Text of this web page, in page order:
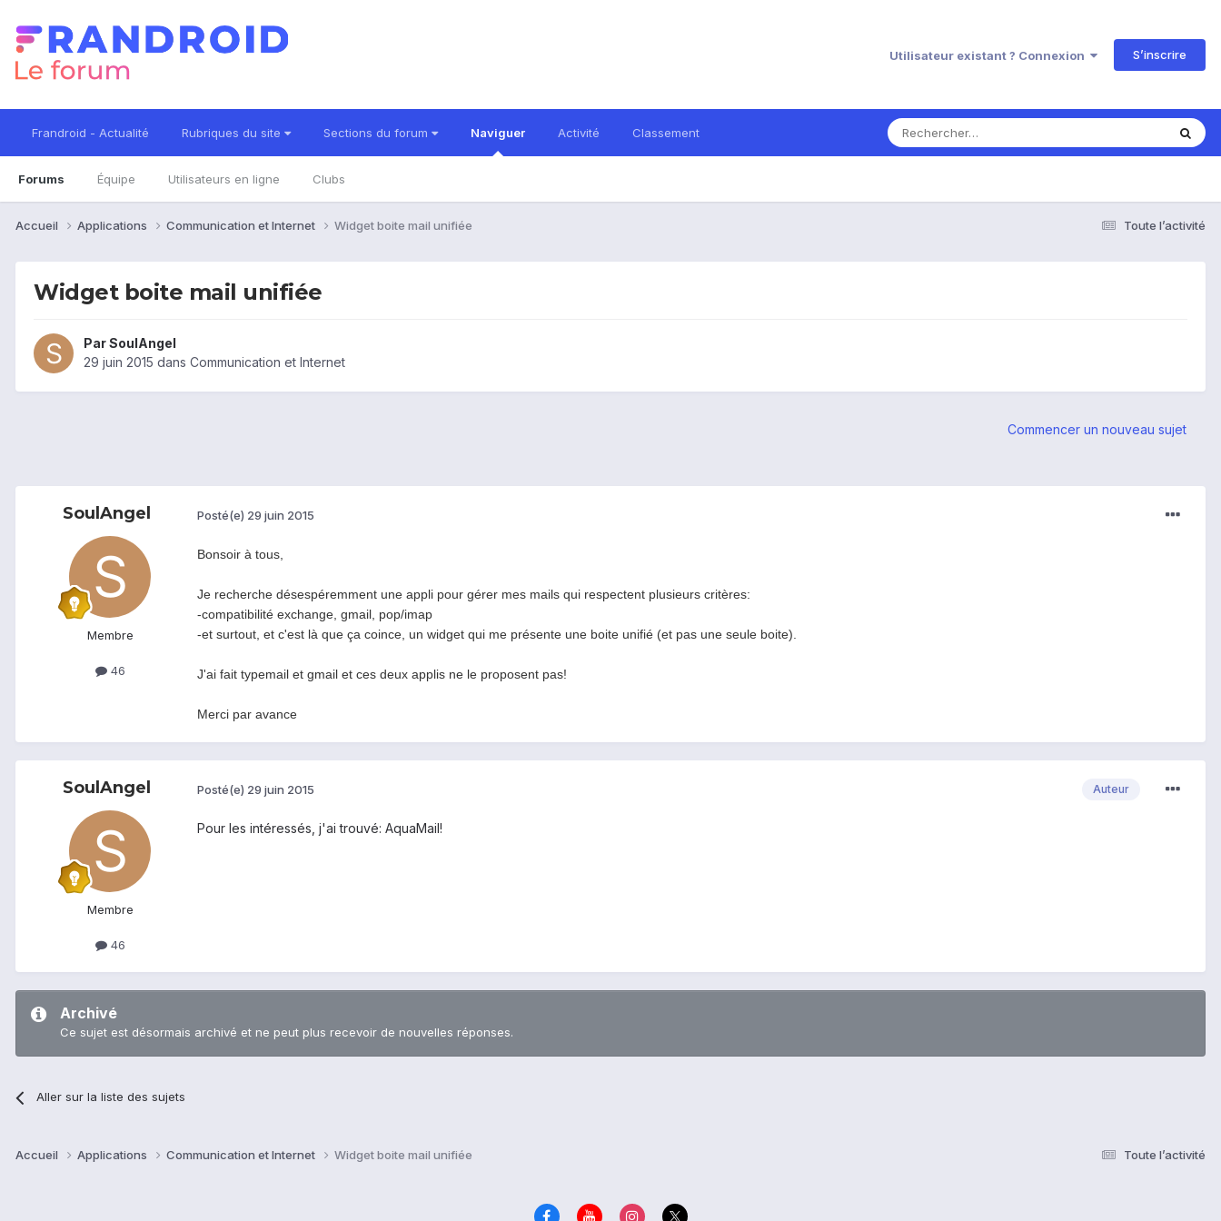
Utilisateur existant ? Connexion S’inscrire
Frandroid - Actualité Rubriques du site Sections du forum Naviguer
Forums Équipe Utilisateurs en ligne Clubs
Activité Classement
Toute l’activité
Accueil Applications Communication et Internet Widget boite mail unifiée
Widget boite mail unifiée
ParSoulAngel
29 juin 2015 dans Communication et Internet
Commencer un nouveau sujet
SoulAngel
Membre
46
Posté(e) 29 juin 2015
Bonsoir à tous,
Je recherche désespéremment une appli pour gérer mes mails qui respectent plusieurs critères:
-compatibilité exchange, gmail, pop/imap
-et surtout, et c'est là que ça coince, un widget qui me présente une boite unifié (et pas une seule boite).
J'ai fait typemail et gmail et ces deux applis ne le proposent pas!
Merci par avance
SoulAngel
Membre
46
Auteur
Posté(e) 29 juin 2015
Pour les intéressés, j'ai trouvé: AquaMail!
Archivé
Ce sujet est désormais archivé et ne peut plus recevoir de nouvelles réponses.
Aller sur la liste des sujets
Toute l’activité
Accueil Applications Communication et Internet Widget boite mail unifiée